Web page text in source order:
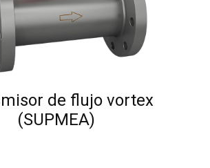
de flujo vortex
(SUPMEA)